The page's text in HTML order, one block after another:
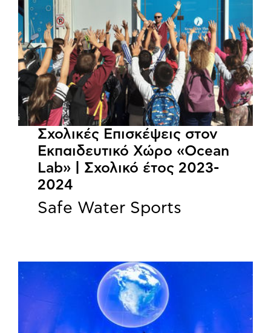
Σχολικές Επισκέψεις στον
Εκπαιδευτικό Χώρο «Ocean
Lab» | Σχολικό έτος 2023-
2024
Safe Water Sports